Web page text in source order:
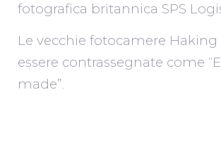
fotografica britannica SPS
Le vecchie fotocamere
essere contrassegnate come
made”.